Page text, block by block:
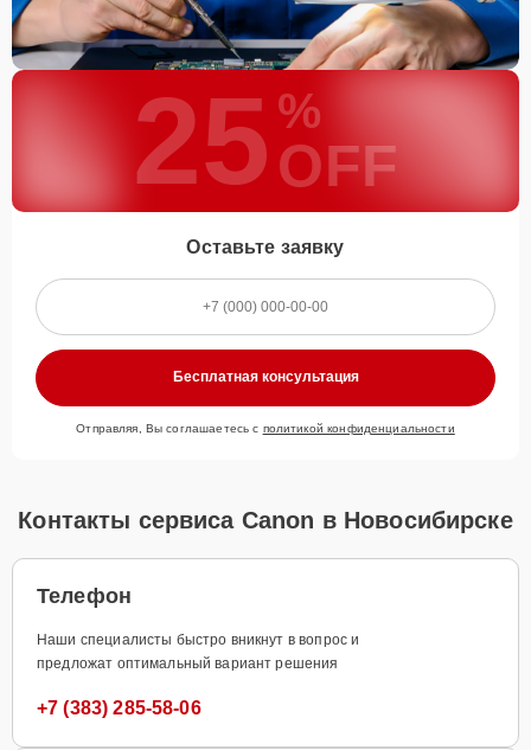
25 %
OFF
Оставьте заявку
Бесплатная консультация
Отправляя, Вы соглашаетесь с политикой конфиденциальности
Контакты сервиса Canon в Новосибирске
Телефон
Наши специалисты быстро вникнут в вопрос и
предложат оптимальный вариант решения
+7 (383) 285-58-06